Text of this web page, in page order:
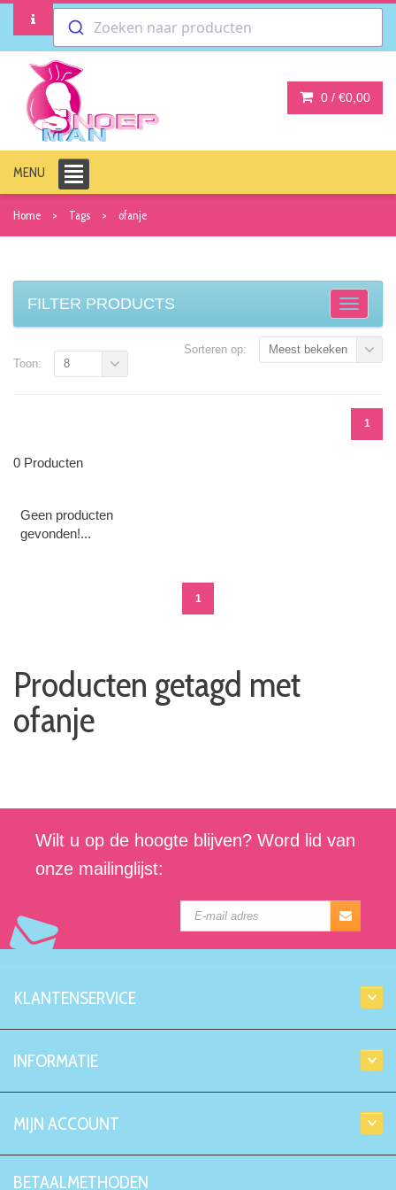
Zoeken naar producten
0 / €0,00
MENU
Home Tags ofanje
FILTER PRODUCTS
Sorteren op: Meest bekeken
1
Toon: 8
0 Producten
Geen producten
gevonden!...
1
Producten getagd met
ofanje
Wilt u op de hoogte blijven? Word lid van
onze mailinglijst:
KLANTENSERVICE
INFORMATIE
MIJN ACCOUNT
BETAALMETHODEN